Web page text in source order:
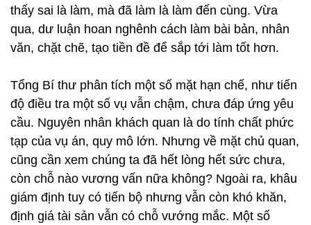
thấy sai là làm, mà đã làm là làm đến cùng. Vừa
qua, dư luận hoan nghênh cách làm bài bản, nhân
văn, chặt chẽ, tạo tiền đề để sắp tới làm tốt hơn.
Tổng Bí thư phân tích một số mặt hạn chế, như tiến
độ điều tra một số vụ vẫn chậm, chưa đáp ứng yêu
cầu. Nguyên nhân khách quan là do tính chất phức
tạp của vụ án, quy mô lớn. Nhưng về mặt chủ quan,
cũng cần xem chúng ta đã hết lòng hết sức chưa,
còn chỗ nào vương vấn nữa không? Ngoài ra, khâu
giám định tuy có tiến bộ nhưng vẫn còn khó khăn,
định giá tài sản vẫn có chỗ vướng mắc. Một số